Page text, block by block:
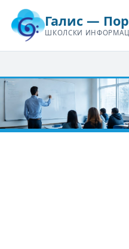
Галис —
ШКОЛСКИ